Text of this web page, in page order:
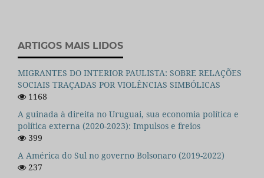
ARTIGOS MAIS LIDOS
MIGRANTES DO INTERIOR PAULISTA: SOBRE RELAÇÕES
SOCIAIS TRAÇADAS POR VIOLÊNCIAS SIMBÓLICAS
1168
A guinada à direita no Uruguai, sua economia política e
política externa (2020-2023): Impulsos e freios
399
A América do Sul no governo Bolsonaro (2019-2022)
237